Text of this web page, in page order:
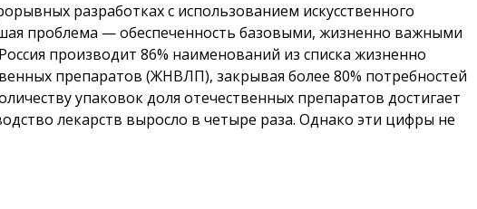
разработках с использованием искусственного
проблема — обеспеченность базовыми, жизненно важными
производит 86% наименований из списка жизненно
препаратов (ЖНВЛП), закрывая более 80% потребностей
упаковок доля отечественных препаратов достигает
лекарств выросло в четыре раза. Однако эти цифры не